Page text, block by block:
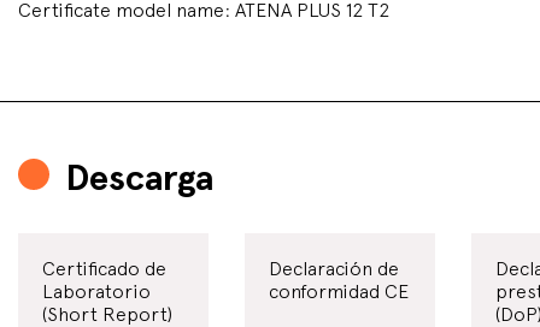
Certificate model name: ATENA PLUS 12 T2
Descarga
Certificado de
Laboratorio
(Short Report)
Declaración de
conformidad CE